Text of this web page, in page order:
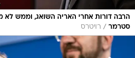
הרבה דורות אחרי האריה השואג, וממש לא
סטרמר / רויטרס